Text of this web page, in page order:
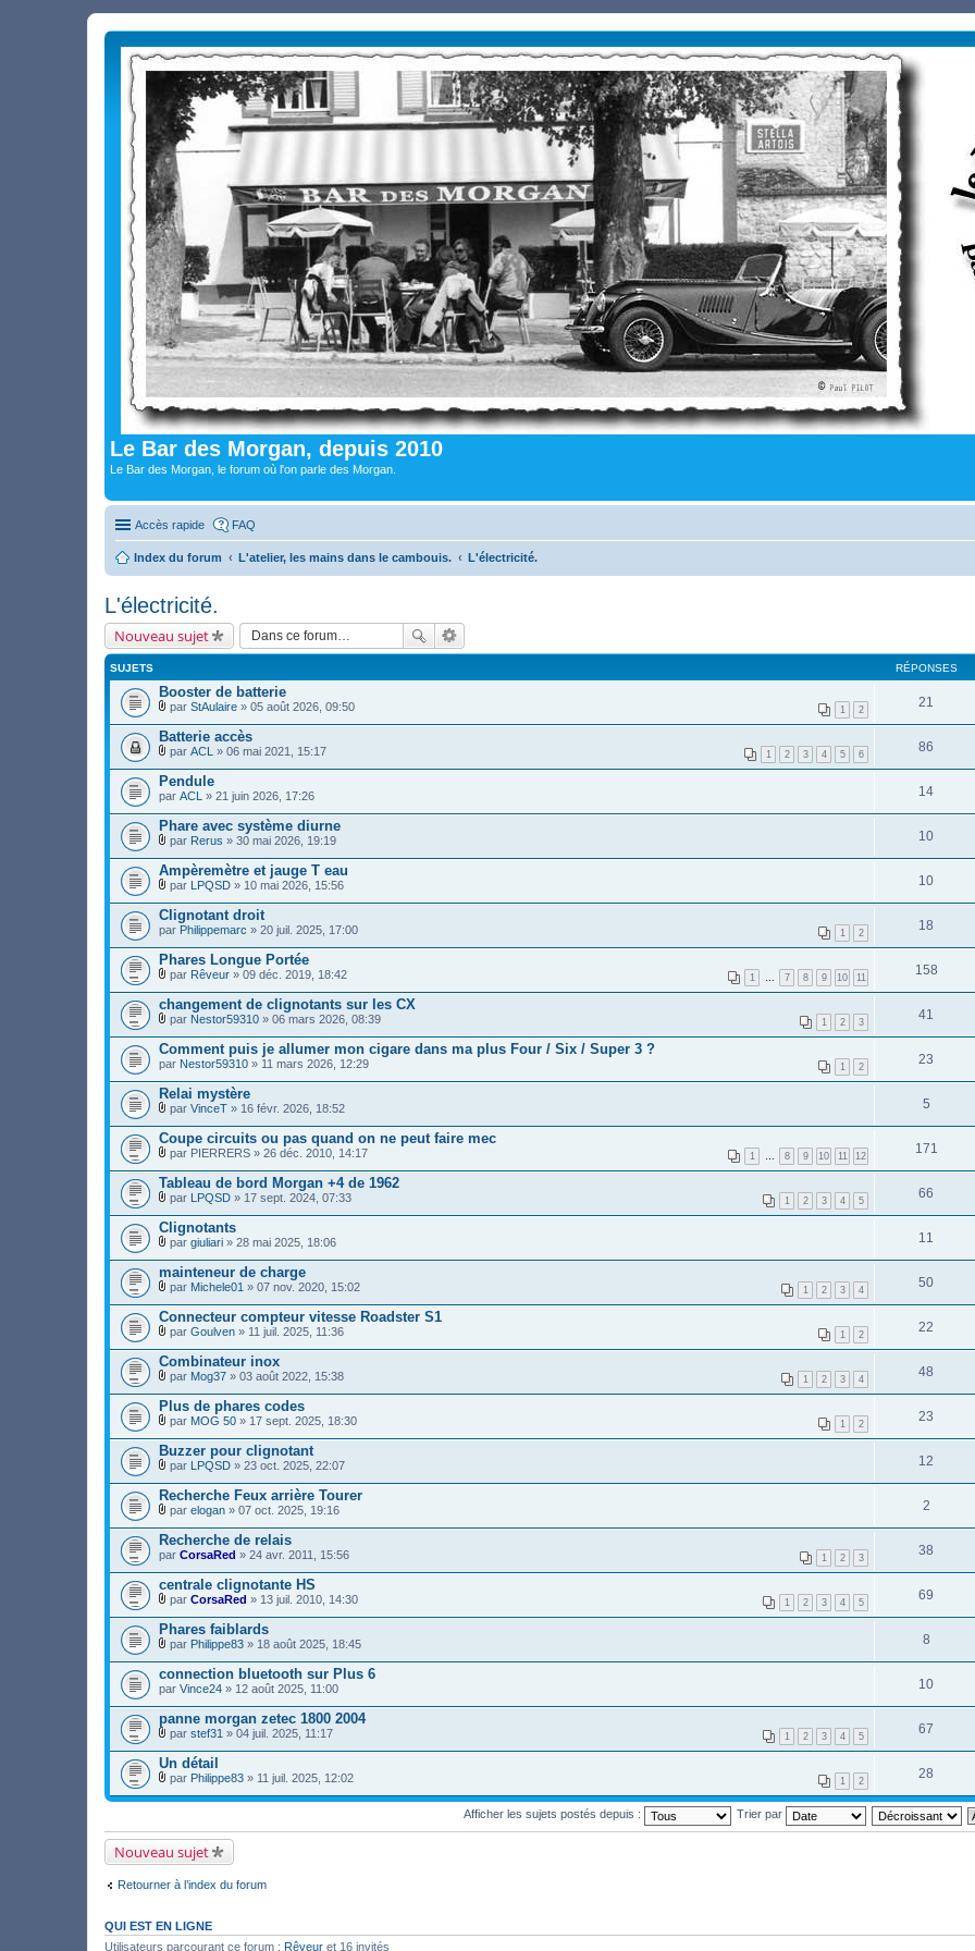
Le Bar des Morgan, depuis 2010
Le Bar des Morgan, le forum où l'on parle des Morgan.
Accès rapide FAQ
Index du forum L'atelier, les mains dans le cambouis. L'électricité.
L'électricité.
Nouveau sujet
SUJETS RÉPONSES
Booster de batterie
1 2
F
i
c
h
i
e
r
s
)
o
i
n
t
(
s
par StAulaire » 05 août 2026, 09:50 21
Batterie accès
1 2 3 4 5 6
F
i
c
h
i
e
r
s
)
o
i
n
t
(
s
)
par ACL » 06 mai 2021, 15:17 86
Pendule
par ACL » 21 juin 2026, 17:26 14
Phare avec système diurne
F
c
h
i
e
r
s
)
o
i
n
t
(
s
par Rerus » 30 mai 2026, 19:19 10
Ampèremètre et jauge T eau
F
i
c
h
i
e
r
s
)
o
i
n
t
(
s
)
par LPQSD » 10 mai 2026, 15:56 10
Clignotant droit
1 2
par Philippemarc » 20 juil. 2025, 17:00 18
Phares Longue Portée
1 7 8 9 10 11
F
i
c
h
i
e
r
s
)
o
i
n
t
(
s
)
par Rêveur » 09 déc. 2019, 18:42 158
changement de clignotants sur les CX
1 2 3
F
i
c
h
i
e
r
s
)
o
i
n
t
(
s
)
par Nestor59310 » 06 mars 2026, 08:39 41
Comment puis je allumer mon cigare dans ma plus Four / Six / Super 3 ?
1 2
par Nestor59310 » 11 mars 2026, 12:29 23
Relai mystère
F
i
c
h
i
e
r
s
)
o
i
n
t
(
s
)
par VinceT » 16 févr. 2026, 18:52 5
Coupe circuits ou pas quand on ne peut faire mec
1 8 9 10 11 12
F
i
c
h
i
e
r
s
)
o
i
n
t
(
s
)
par PIERRERS » 26 déc. 2010, 14:17 171
Tableau de bord Morgan +4 de 1962
1 2 3 4 5
F
i
c
h
i
e
r
s
)
o
i
n
t
(
s
)
par LPQSD » 17 sept. 2024, 07:33 66
Clignotants
F
i
c
h
i
e
r
s
)
o
i
n
t
(
s
)
par giuliari » 28 mai 2025, 18:06 11
mainteneur de charge
1 2 3 4
F
i
c
h
i
e
r
s
)
o
i
n
t
(
s
)
par Michele01 » 07 nov. 2020, 15:02 50
Connecteur compteur vitesse Roadster S1
1 2
F
i
c
h
i
e
r
s
)
o
i
n
t
(
s
par Goulven » 11 juil. 2025, 11:36 22
Combinateur inox
1 2 3 4
F
i
c
h
i
e
r
s
)
o
i
n
t
(
s
)
par Mog37 » 03 août 2022, 15:38 48
Plus de phares codes
1 2
F
i
c
h
i
e
r
s
)
j
o
i
n
t
(
s
)
par MOG 50 » 17 sept. 2025, 18:30 23
Buzzer pour clignotant
F
i
c
h
i
e
r
s
)
o
i
n
t
(
s
par LPQSD » 23 oct. 2025, 22:07 12
Recherche Feux arrière Tourer
F
i
c
h
i
e
r
s
)
o
i
n
t
(
s
)
par elogan » 07 oct. 2025, 19:16 2
Recherche de relais
1 2 3
par CorsaRed » 24 avr. 2011, 15:56 38
centrale clignotante HS
1 2 3 4 5
F
i
c
h
i
e
r
s
)
o
i
n
t
(
)
par CorsaRed » 13 juil. 2010, 14:30 69
Phares faiblards
F
c
h
i
e
r
s
)
o
t
(
s
par Philippe83 » 18 août 2025, 18:45 8
connection bluetooth sur Plus 6
par Vince24 » 12 août 2025, 11:00 10
panne morgan zetec 1800 2004
1 2 3 4 5
F
i
c
h
i
(
s
)
o
t
(
par stef31 » 04 juil. 2025, 11:17 67
Un détail
1 2
F
i
i
e
r
(
s
o
i
par Philippe83 » 11 juil. 2025, 12:02 28
Afficher les sujets postés depuis : Trier par
Nouveau sujet
Retourner à l’index du forum
QUI EST EN LIGNE
Utilisateurs parcourant ce forum : Rêveur et 16 invités